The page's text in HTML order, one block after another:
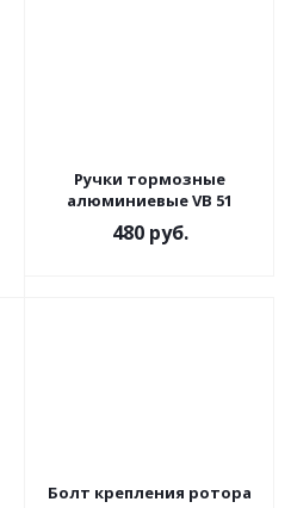
Ручки тормозные
алюминиевые VB 51
480руб.
Болт крепления ротора